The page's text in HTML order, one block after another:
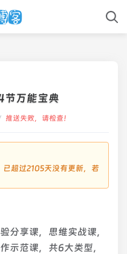
节万能宝典
推送失败，请检查！
超过2105天没有更新，若
分享课，思维实战课，
示范课，共6大类型，